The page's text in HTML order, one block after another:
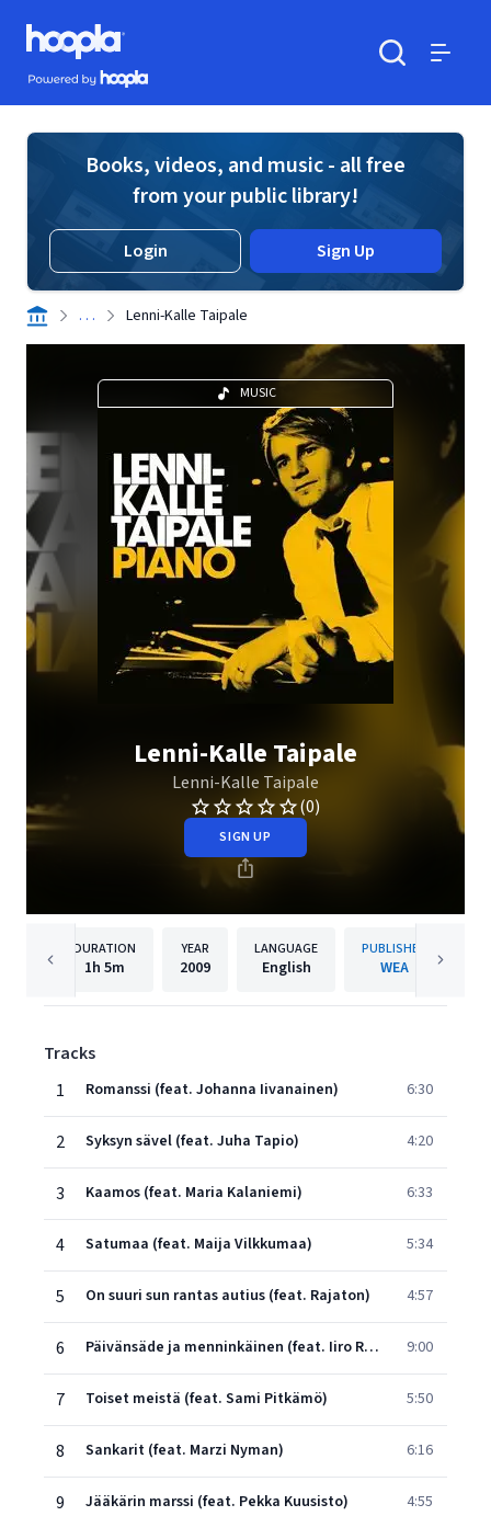
Skip to main content
Hoopla logo
Powered by Hoopla
Books, videos, and music - all free
from your public library!
Login Sign Up
. . . Lenni-Kalle Taipale
MUSIC
Lenni-Kalle Taipale
Lenni-Kalle Taipale
(0)
SIGN UP
DURATION
1h 5m
YEAR
2009
LANGUAGE
English
PUBLISHER
WEA
Tracks
1
Romanssi (feat. Johanna Iivanainen) 6:30
2 Syksyn sävel (feat. Juha Tapio) 4:20
3 Kaamos (feat. Maria Kalaniemi) 6:33
4 Satumaa (feat. Maija Vilkkumaa) 5:34
5 On suuri sun rantas autius (feat. Rajaton) 4:57
6 Päivänsäde ja menninkäinen (feat. Iiro Rantala) 9:00
7 Toiset meistä (feat. Sami Pitkämö) 5:50
8 Sankarit (feat. Marzi Nyman) 6:16
9 Jääkärin marssi (feat. Pekka Kuusisto) 4:55